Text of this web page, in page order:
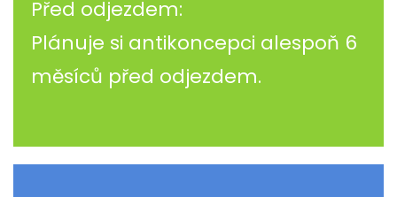
Před odjezdem:
Plánuje si antikoncepci alespoň 6
měsíců před odjezdem.